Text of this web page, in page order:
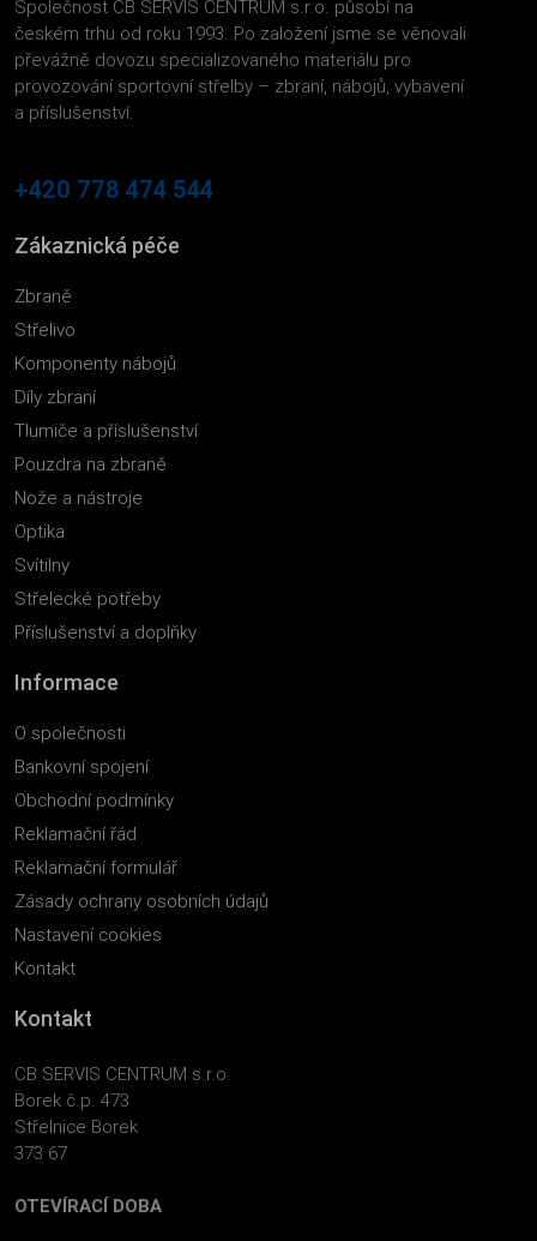
Společnost CB SERVIS CENTRUM s.r.o. působí na
českém trhu od roku 1993. Po založení jsme se věnovali
převážně dovozu specializovaného materiálu pro
provozování sportovní střelby – zbraní, nábojů, vybavení
a příslušenství.
+420 778 474 544
Zákaznická péče
Zbraně
Střelivo
Komponenty nábojů
Díly zbraní
Tlumiče a příslušenství
Pouzdra na zbraně
Nože a nástroje
Optika
Svítilny
Střelecké potřeby
Příslušenství a doplňky
Informace
O společnosti
Bankovní spojení
Obchodní podmínky
Reklamační řád
Reklamační formulář
Zásady ochrany osobních údajů
Nastavení cookies
Kontakt
Kontakt
CB SERVIS CENTRUM s.r.o.
Borek č.p. 473
Střelnice Borek
373 67
OTEVÍRACÍ DOBA